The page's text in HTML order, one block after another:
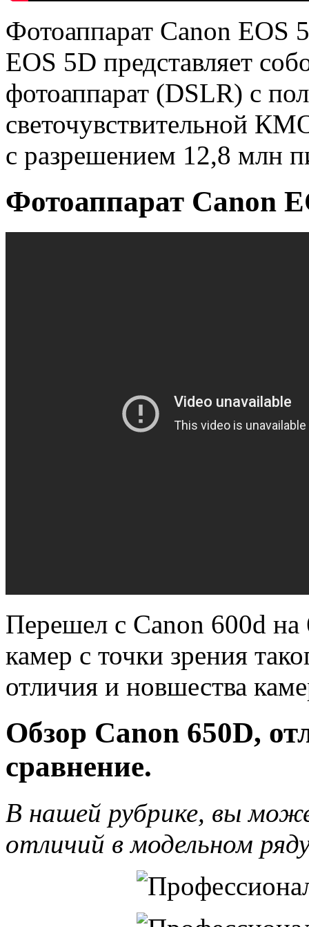
Фотоаппарат Canon EOS
EOS 5D представляет
фотоаппарат (DSLR) с
светочувствительной
с разрешением 12,8 млн
Фотоаппарат Canon
Перешел с Canon 600d
камер с точки зрения
отличия и новшества
Обзор Canon 650D,
сравнение.
В нашей рубрике, вы
отличий в модельном